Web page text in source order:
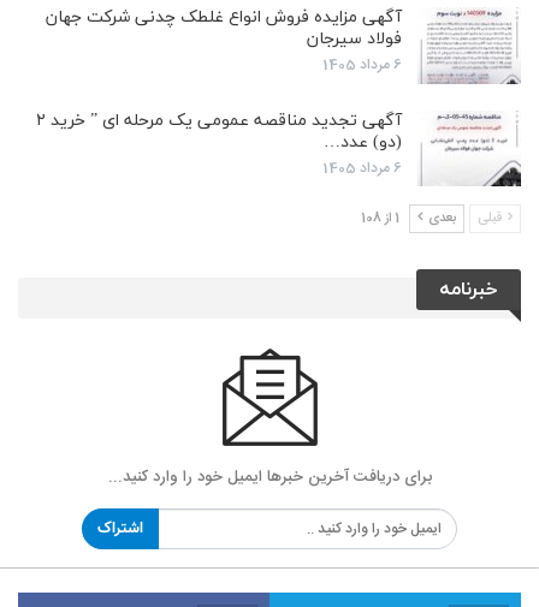
آگهی مزایده فروش انواع غلطک چدنی شرکت جهان
فولاد سیرجان
6 مرداد 1405
آگهی تجدید مناقصه عمومی یک مرحله ای ” خرید ۲
(دو) عدد…
6 مرداد 1405
قبلی بعدی 1 از 108
خبرنامه
برای دریافت آخرین خبرها ایمیل خود را وارد کنید...
اشتراک